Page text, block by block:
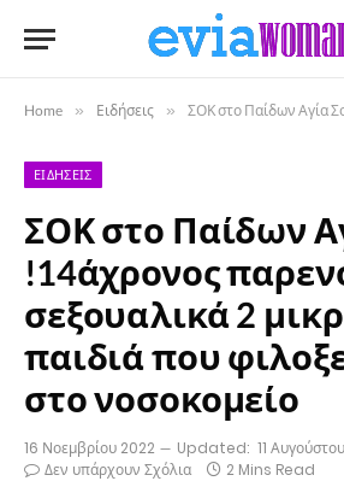
Home » Ειδήσεις » ΣΟΚ στο Παίδων Αγία Σοφία !14άχρονος παρενόχλησε
ΕΙΔΉΣΕΙΣ
ΣΟΚ στο Παίδων
!14άχρονος
σεξουαλικά 2
παιδιά που
στο νοσοκομείο
16 Νοεμβρίου 2022 Updated: 11
Δεν υπάρχουν Σχόλια
2 Mins Read